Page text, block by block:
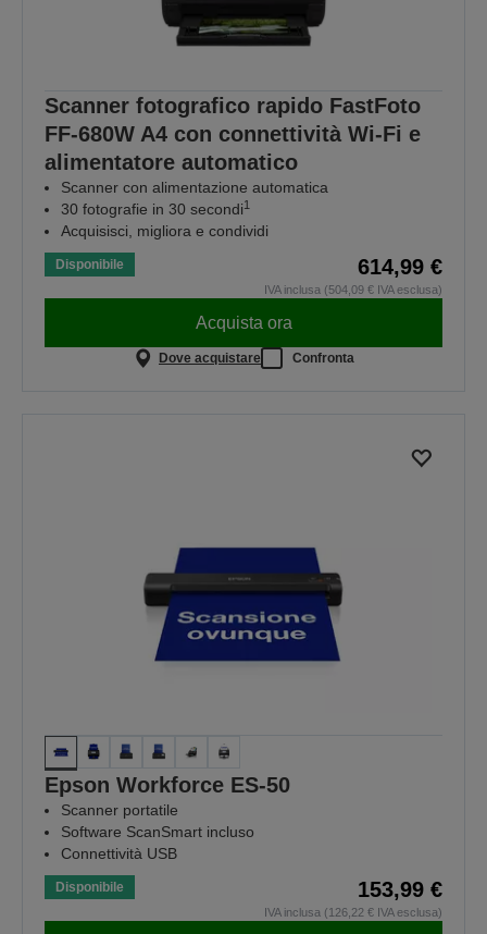
Scanner fotografico rapido FastFoto
FF-680W A4 con connettività Wi-Fi e
alimentatore automatico
Scanner con alimentazione automatica
30 fotografie in 30 secondi1
Acquisisci, migliora e condividi
Disponibile 614,99 €
IVA inclusa (504,09 € IVA esclusa)
Acquista ora
Dove acquistare Confronta
Epson Workforce ES-50
Scanner portatile
Software ScanSmart incluso
Connettività USB
Disponibile 153,99 €
IVA inclusa (126,22 € IVA esclusa)